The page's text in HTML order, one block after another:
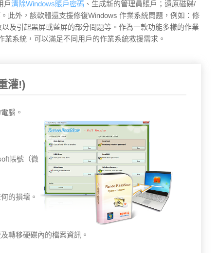
戶清除Windows賬戶密碼 、生成新的管理員賬戶；還原磁碟/
此外，該軟體還支援修復Windows 作業系統問題，例如：修
及引起黑屏或藍屏的部分問題等。作為一款功能多樣的作業
系統，可以滿足不同用戶的作業系統救援需求。
灌!)
腦。
帳號（微
的損壞。
轉移硬碟內的檔案資訊。